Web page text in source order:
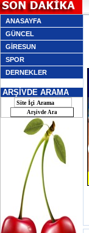
ANASAYFA
GÜNCEL
GİRESUN
SPOR
DERNEKLER
ARŞİVDE ARAMA